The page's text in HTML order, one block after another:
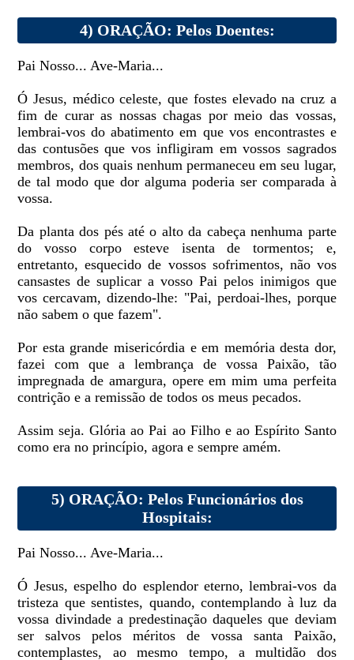
4) ORAÇÃO: Pelos Doentes:
Pai Nosso... Ave-Maria...
Ó Jesus, médico celeste, que fostes elevado na cruz a
fim de curar as nossas chagas por meio das vossas,
lembrai-vos do abatimento em que vos encontrastes e
das contusões que vos infligiram em vossos sagrados
membros, dos quais nenhum permaneceu em seu lugar,
de tal modo que dor alguma poderia ser comparada à
vossa.
Da planta dos pés até o alto da cabeça nenhuma parte
do vosso corpo esteve isenta de tormentos; e,
entretanto, esquecido de vossos sofrimentos, não vos
cansastes de suplicar a vosso Pai pelos inimigos que
vos cercavam, dizendo-lhe: "Pai, perdoai-lhes, porque
não sabem o que fazem".
Por esta grande misericórdia e em memória desta dor,
fazei com que a lembrança de vossa Paixão, tão
impregnada de amargura, opere em mim uma perfeita
contrição e a remissão de todos os meus pecados.
Assim seja. Glória ao Pai ao Filho e ao Espírito Santo
como era no princípio, agora e sempre amém.
5) ORAÇÃO: Pelos Funcionários dos
Hospitais:
Pai Nosso... Ave-Maria...
Ó Jesus, espelho do esplendor eterno, lembrai-vos da
tristeza que sentistes, quando, contemplando à luz da
vossa divindade a predestinação daqueles que deviam
ser salvos pelos méritos de vossa santa Paixão,
contemplastes, ao mesmo tempo, a multidão dos